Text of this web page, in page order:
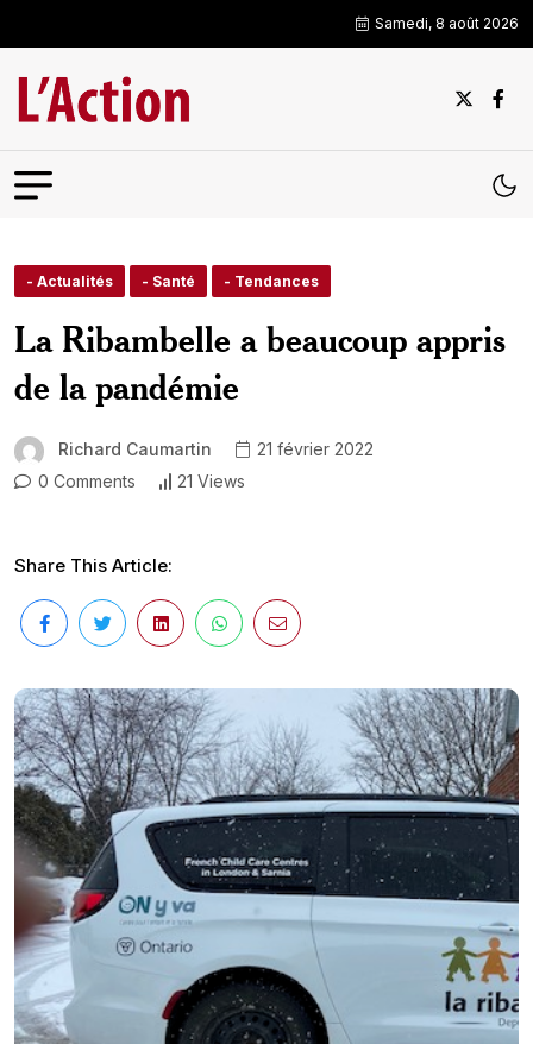
Samedi, 8 août 2026
- Actualités - Santé - Tendances
La Ribambelle a beaucoup appris
de la pandémie
Richard Caumartin
21 février 2022
0 Comments
21 Views
Share This Article: